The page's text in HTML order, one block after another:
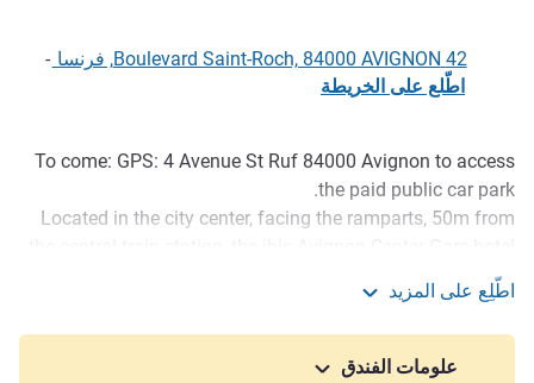
42 Boulevard Saint-Roch, 84000 AVIGNON, فرنسا
-
اطّلع على الخريطة
الوصف
To come: GPS: 4 Avenue St Ruf 84000 Avignon to access
the paid public car park.
Located in the city center, facing the ramparts, 50m from
is the ideal hotel for your stays with family, friends, for
work or for entertainment during the Avignon festival. .
The ibis Avignon Center Gare hotel is located 10 minutes
from the Palais des Papes, the Pont d'Avignon,
اطّلِع على المزيد
علومات الفندق